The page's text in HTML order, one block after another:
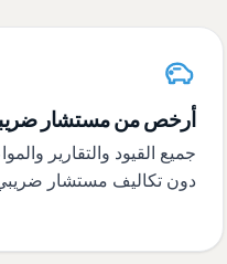
أرخص من مستشار
جميع القيود والتقارير
دون تكاليف مستشار